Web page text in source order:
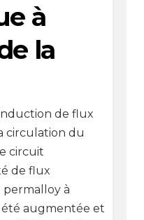
à
la
de flux
circulation du
circuit
de flux
à
été augmentée et